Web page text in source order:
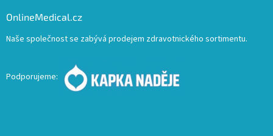
OnlineMedical.cz
Naše společnost se zabývá prodejem zdravotnického sortimentu.
Podporujeme: